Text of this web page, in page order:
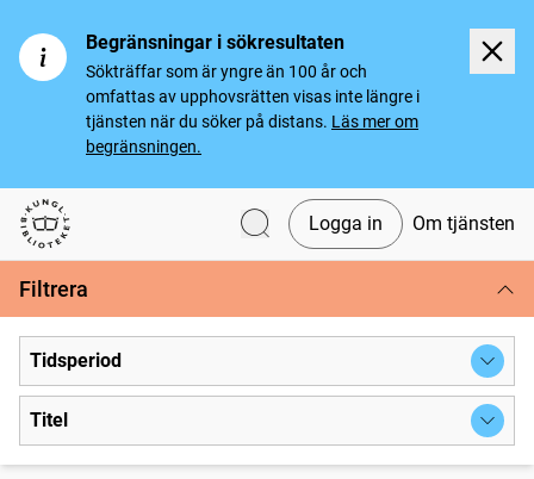
Begränsningar i sökresultaten
Sökträffar som är yngre än 100 år och
omfattas av upphovsrätten visas inte längre i
tjänsten när du söker på distans. Läs mer om
begränsningen.
Svenska tidningar
Logga in Om tjänsten
Filtrera
Tidsperiod
Titel